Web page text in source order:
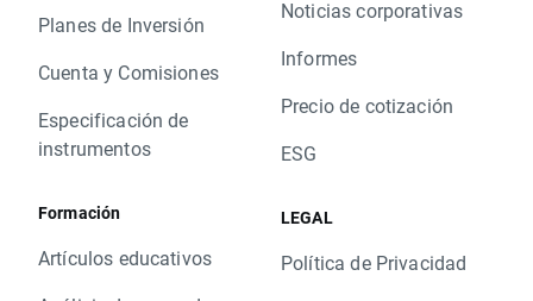
Planes de Inversión
Cuenta y Comisiones
Especificación de
instrumentos
Formación
Artículos educativos
Noticias corporativas
Informes
Precio de cotización
ESG
LEGAL
Política de Privacidad